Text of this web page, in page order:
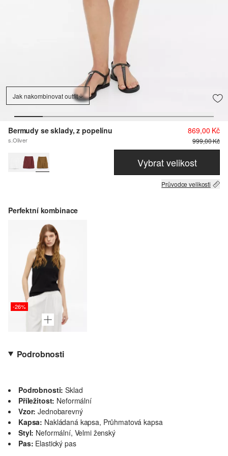
Jak nakombinovat outfit
Bermudy se sklady, z popelínu
s.Oliver
869,00 Kč
999,00 Kč
Vybrat velikost
Průvodce velikosti
Perfektní kombinace
-26%
Podrobnosti
Podrobnosti: Sklad
Příležitost: Neformální
Vzor: Jednobarevný
Kapsa: Nakládaná kapsa, Průhmatová kapsa
Styl: Neformální, Velmi ženský
Pas: Elastický pas